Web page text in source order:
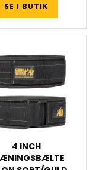
SE I BUTIK
4 INCH